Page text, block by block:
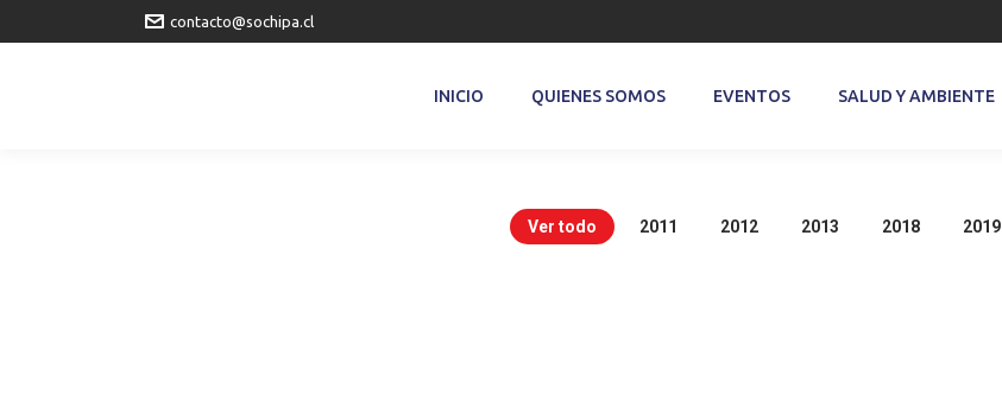
contacto@sochipa.cl
INICIO QUIENES SOMOS EVENTOS SALUD Y AMBIENTE
Ver todo 2011 2012 2013 2018 2019